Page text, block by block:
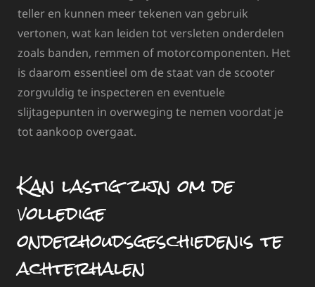
teller en kunnen meer tekenen van gebruik
vertonen, wat kan leiden tot versleten onderdelen
zoals banden, remmen of motorcomponenten. Het
is daarom essentieel om de staat van de scooter
zorgvuldig te inspecteren en eventuele
slijtagepunten in overweging te nemen voordat je
tot aankoop overgaat.
Kan lastig zijn om de
volledige
onderhoudsgeschiedenis te
achterhalen